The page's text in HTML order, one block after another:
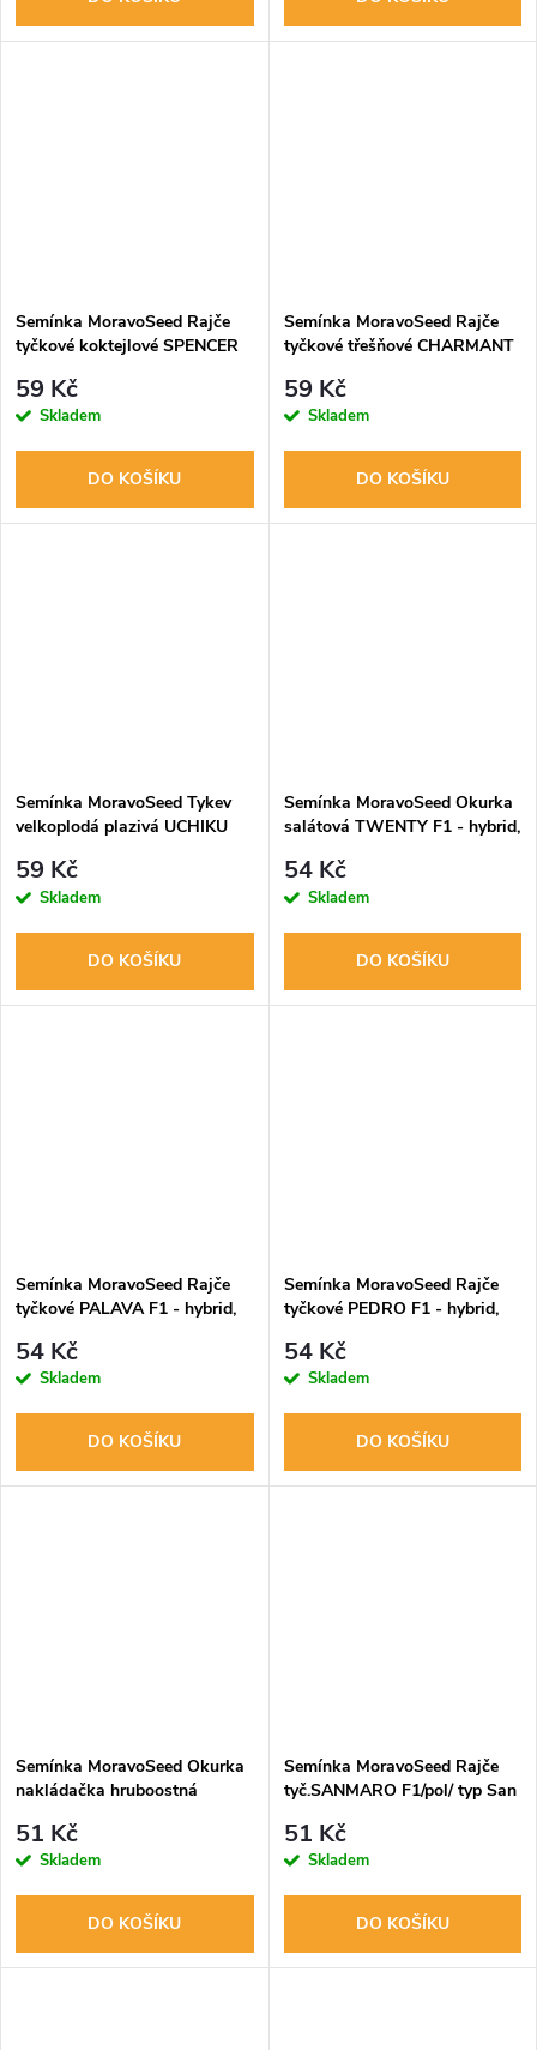
Semínka MoravoSeed Rajče
tyčkové koktejlové SPENCER
59 Kč
Skladem
DO KOŠÍKU
Semínka MoravoSeed Rajče
tyčkové třešňové CHARMANT
59 Kč
Skladem
DO KOŠÍKU
Semínka MoravoSeed Tykev
velkoplodá plazivá UCHIKU
59 Kč
Skladem
DO KOŠÍKU
Semínka MoravoSeed Okurka
salátová TWENTY F1 - hybrid,
54 Kč
Skladem
DO KOŠÍKU
Semínka MoravoSeed Rajče
tyčkové PALAVA F1 - hybrid,
54 Kč
Skladem
DO KOŠÍKU
Semínka MoravoSeed Rajče
tyčkové PEDRO F1 - hybrid,
54 Kč
Skladem
DO KOŠÍKU
Semínka MoravoSeed Okurka
nakládačka hruboostná
51 Kč
Skladem
DO KOŠÍKU
Semínka MoravoSeed Rajče
tyč.SANMARO F1/pol/ typ San
51 Kč
Skladem
DO KOŠÍKU